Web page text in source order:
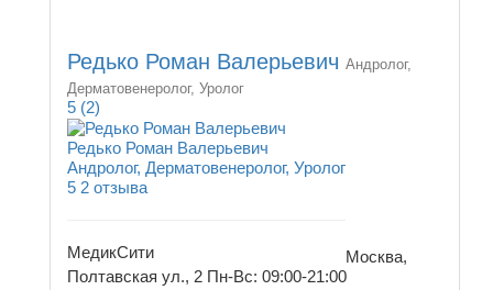
Редько Роман Валерьевич Андролог,
Дерматовенеролог, Уролог
5 (2)
Редько Роман Валерьевич
Андролог, Дерматовенеролог, Уролог
5 2 отзыва
МедикСити
Москва,
Полтавская ул., 2 Пн-Вс: 09:00-21:00